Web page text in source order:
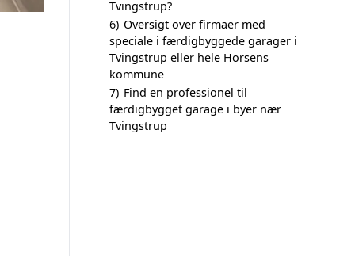
Tvingstrup?
6) Oversigt over firmaer med
speciale i færdigbyggede garager i
Tvingstrup eller hele Horsens
kommune
7) Find en professionel til
færdigbygget garage i byer nær
Tvingstrup